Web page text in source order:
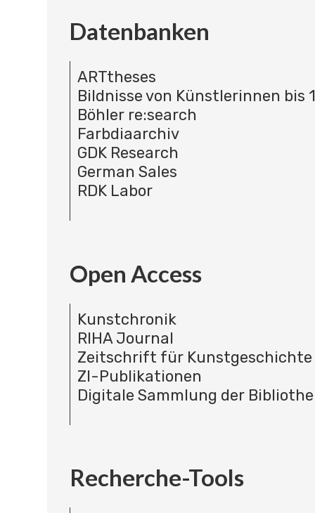
Datenbanken
ARTtheses
Bildnisse von Künstlerinnen bis
Böhler re:search
Farbdiaarchiv
GDK Research
German Sales
RDK Labor
Open Access
Kunstchronik
RIHA Journal
Zeitschrift für Kunstgeschichte
ZI-Publikationen
Digitale Sammlung der
Recherche-Tools